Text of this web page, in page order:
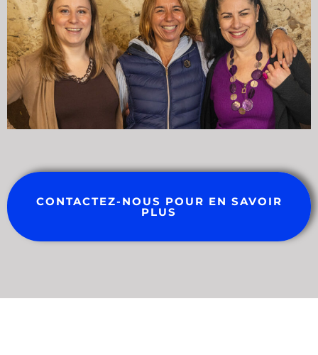
CONTACTEZ-NOUS POUR EN SAVOIR
PLUS